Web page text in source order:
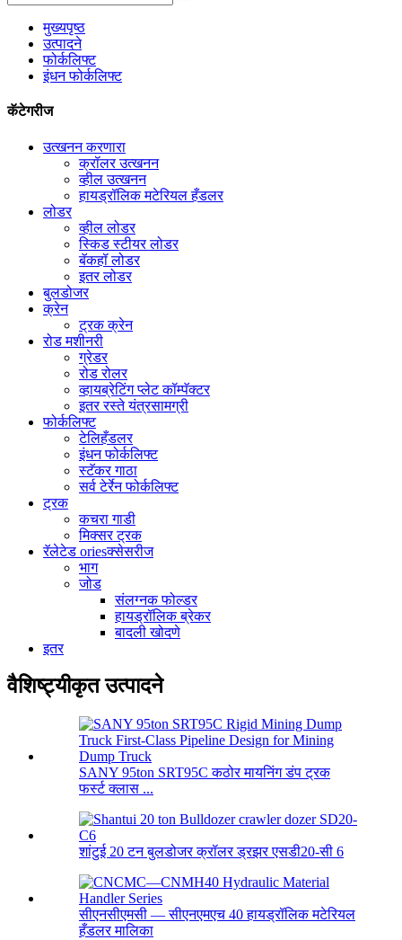
मुख्यपृष्ठ
उत्पादने
फोर्कलिफ्ट
इंधन फोर्कलिफ्ट
कॅटेगरीज
उत्खनन करणारा
क्रॉलर उत्खनन
व्हील उत्खनन
हायड्रॉलिक मटेरियल हँडलर
लोडर
व्हील लोडर
स्किड स्टीयर लोडर
बॅकहॉ लोडर
इतर लोडर
बुलडोजर
क्रेन
ट्रक क्रेन
रोड मशीनरी
ग्रेडर
रोड रोलर
व्हायब्रेटिंग प्लेट कॉम्पॅक्टर
इतर रस्ते यंत्रसामग्री
फोर्कलिफ्ट
टेलिहँडलर
इंधन फोर्कलिफ्ट
स्टॅकर गाठा
सर्व टेर्रेन फोर्कलिफ्ट
ट्रक
कचरा गाडी
मिक्सर ट्रक
रॅलेटेड oriesक्सेसरीज
भाग
जोड
संलग्नक फोल्डर
हायड्रॉलिक ब्रेकर
बादली खोदणे
इतर
वैशिष्ट्यीकृत उत्पादने
SANY 95ton SRT95C कठोर मायनिंग डंप ट्रक
फर्स्ट क्लास ...
शांटुई 20 टन बुलडोजर क्रॉलर ड्रझर एसडी20-सी 6
सीएनसीएमसी — सीएनएमएच 40 हायड्रॉलिक मटेरियल
हँडलर मालिका